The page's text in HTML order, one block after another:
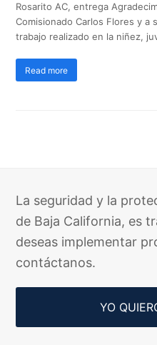
Rosarito AC, entrega
Comisionado Carlos Flores y
trabajo realizado en la niñez,
Read more
La seguridad y la
de Baja California, es
deseas implementar
contáctanos.
YO